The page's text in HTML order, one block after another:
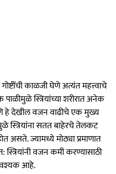
काळजी घेणे अत्यंत महत्त्वाचे
स्त्रियांच्या शरीरात अनेक
हे देखील वजन वाढीचे एक मुख्य
स्त्रियांना सतत बाहेरचे तेलकट
असते. ज्यामध्ये मोठ्या प्रमाणात
वजन कमी करण्यासाठी
आहे.